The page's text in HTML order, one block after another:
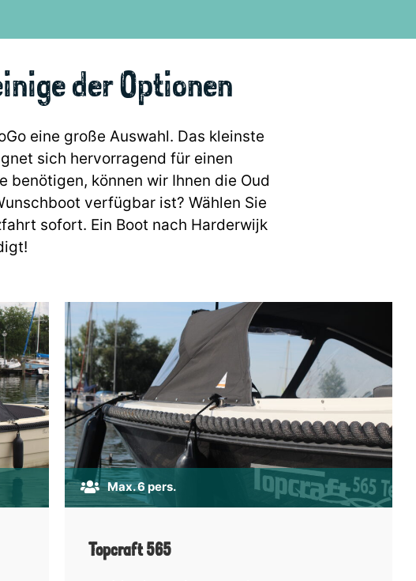
der Optionen
eine große Auswahl. Das kleinste
sich hervorragend für einen
benötigen, können wir Ihnen die Oud
verfügbar ist? Wählen Sie
sofort. Ein Boot nach Harderwijk
Max. 6 pers.
Topcraft 565